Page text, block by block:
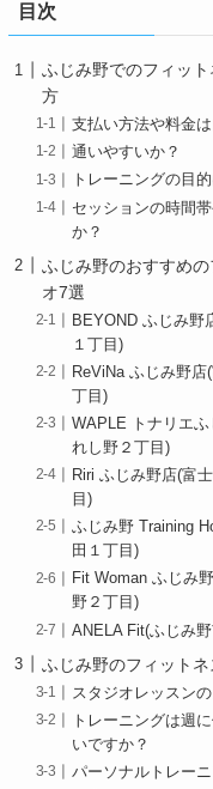
目次
ふじみ野でのフィッ
方
支払い方法や料金
通いやすいか？
トレーニングの目
セッションの時間
か？
ふじみ野のおすすめ
オ7選
BEYOND ふじみ野
１丁目)
ReViNa ふじみ野店
丁目)
WAPLE トナリエふ
れし野２丁目)
Riri ふじみ野店(富
目)
ふじみ野 Training
田１丁目)
Fit Woman ふじみ
野２丁目)
ANELA Fit(ふじみ
ふじみ野のフィット
スタジオレッスン
トレーニングは週
いですか？
パーソナルトレー